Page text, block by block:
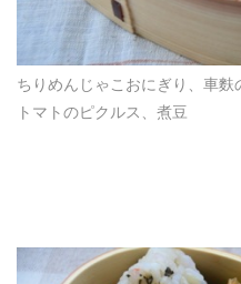
ちりめんじゃこおにぎり、車
トマトのピクルス、煮豆